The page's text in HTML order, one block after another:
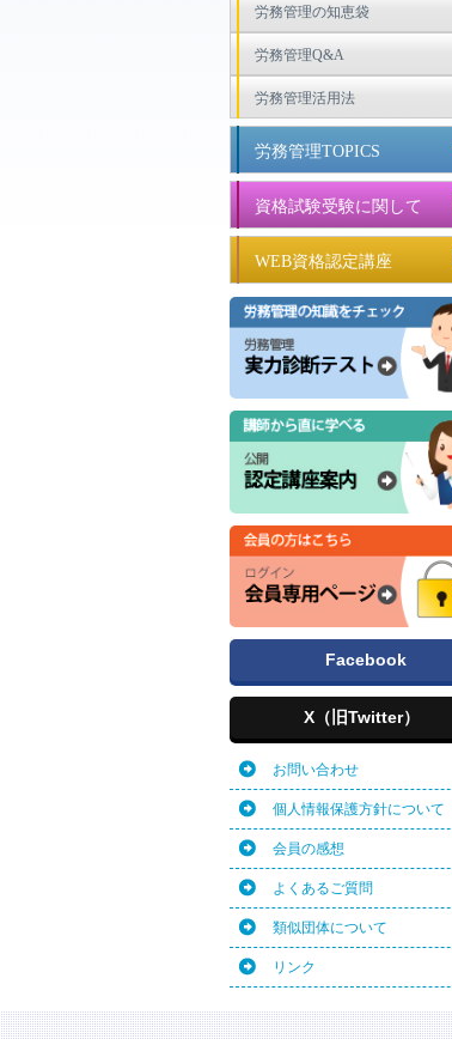
労務管理の知恵袋
労務管理Q&A
労務管理活用法
労務管理TOPICS
資格試験受験に関して
WEB資格認定講座
Facebook
X（旧Twitter）
お問い合わせ
個人情報保護方針について
会員の感想
よくあるご質問
類似団体について
リンク